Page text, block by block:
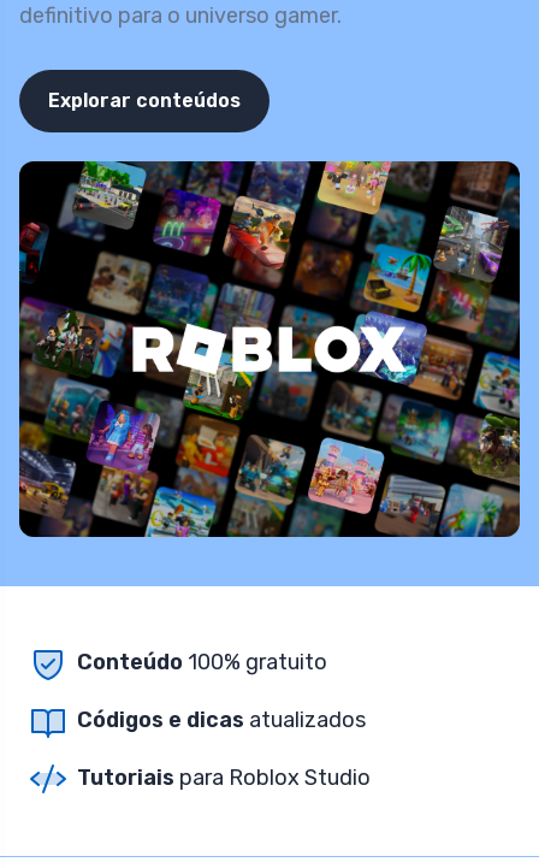
definitivo para o universo gamer.
Explorar conteúdos
Conteúdo 100% gratuito
Códigos e dicas atualizados
Tutoriais para Roblox Studio